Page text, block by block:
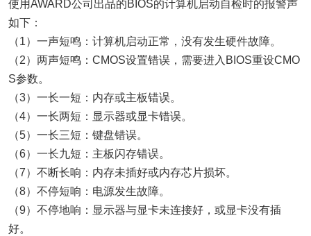
使用AWARD公司出品的BIOS的计算机启动自检时的报警声
如下：
（1）一声短鸣：计算机启动正常，没有发生硬件故障。
（2）两声短鸣：CMOS设置错误，需要进入BIOS重设CMO
S参数。
（3）一长一短：内存或主板错误。
（4）一长两短：显示器或显卡错误。
（5）一长三短：键盘错误。
（6）一长九短：主板闪存错误。
（7）不断长响：内存未插好或内存芯片损坏。
（8）不停短响：电源发生故障。
（9）不停地响：显示器与显卡未连接好，或显卡没有插
好。